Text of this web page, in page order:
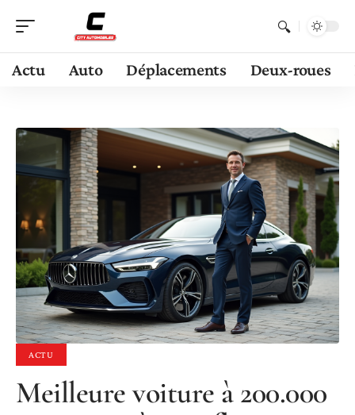
Actu Auto Déplacements Deux-roues
ACTU
Meilleure voiture à 200.000